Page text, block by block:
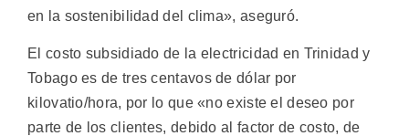
en la sostenibilidad del clima», aseguró.
El costo subsidiado de la electricidad en Trinidad y
Tobago es de tres centavos de dólar por
kilovatio/hora, por lo que «no existe el deseo por
parte de los clientes, debido al factor de costo, de